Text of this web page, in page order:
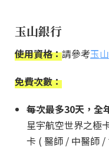
玉山銀行
使用資格：請參考玉
免費次數：
每次最多30天，全
星宇航空世界之極
卡 ( 醫師 / 中醫師